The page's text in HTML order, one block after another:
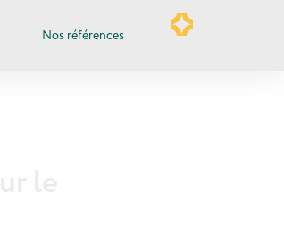
Nos références